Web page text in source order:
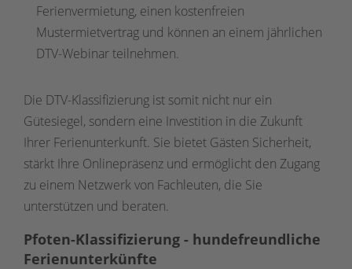
Ferienvermietung, einen kostenfreien
Mustermietvertrag und können an einem jährlichen
DTV-Webinar teilnehmen.
Die DTV-Klassifizierung ist somit nicht nur ein
Gütesiegel, sondern eine Investition in die Zukunft
Ihrer Ferienunterkunft. Sie bietet Gästen Sicherheit,
stärkt Ihre Onlinepräsenz und ermöglicht den Zugang
zu einem Netzwerk von Fachleuten, die Sie
unterstützen und beraten.
Pfoten-Klassifizierung - hundefreundliche
Ferienunterkünfte